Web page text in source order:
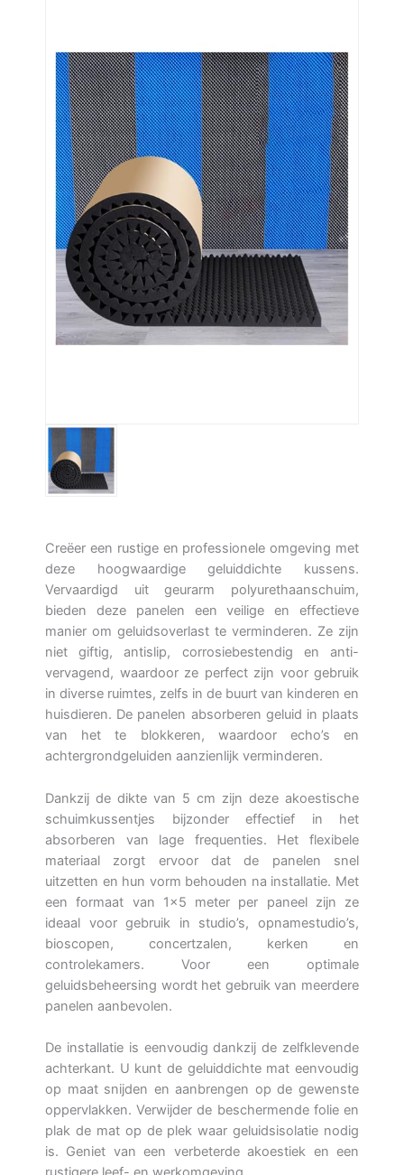
Creëer een rustige en professionele omgeving met
deze hoogwaardige geluiddichte kussens.
Vervaardigd uit geurarm polyurethaanschuim,
bieden deze panelen een veilige en effectieve
manier om geluidsoverlast te verminderen. Ze zijn
niet giftig, antislip, corrosiebestendig en anti-
vervagend, waardoor ze perfect zijn voor gebruik
in diverse ruimtes, zelfs in de buurt van kinderen en
huisdieren. De panelen absorberen geluid in plaats
van het te blokkeren, waardoor echo’s en
achtergrondgeluiden aanzienlijk verminderen.
Dankzij de dikte van 5 cm zijn deze akoestische
schuimkussentjes bijzonder effectief in het
absorberen van lage frequenties. Het flexibele
materiaal zorgt ervoor dat de panelen snel
uitzetten en hun vorm behouden na installatie. Met
een formaat van 1×5 meter per paneel zijn ze
ideaal voor gebruik in studio’s, opnamestudio’s,
bioscopen, concertzalen, kerken en
controlekamers. Voor een optimale
geluidsbeheersing wordt het gebruik van meerdere
panelen aanbevolen.
De installatie is eenvoudig dankzij de zelfklevende
achterkant. U kunt de geluiddichte mat eenvoudig
op maat snijden en aanbrengen op de gewenste
oppervlakken. Verwijder de beschermende folie en
plak de mat op de plek waar geluidsisolatie nodig
is. Geniet van een verbeterde akoestiek en een